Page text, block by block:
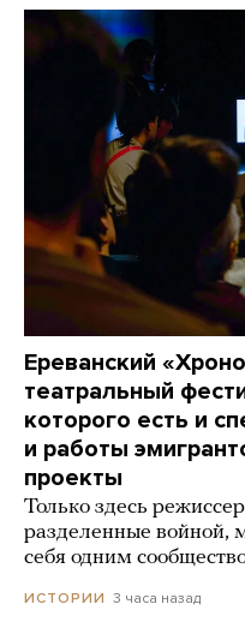
Ереванский
театральный
которого есть и
и работы
проекты
Только здесь
разделенные войной,
себя одним
ИСТОРИИ 3 часа назад